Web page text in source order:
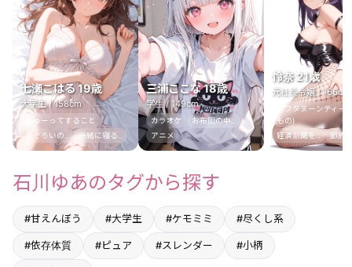
七瀬こはる 19歳
大学生 / 158cm
ぎゅーってすること
おそろいの..
一緒に寝る..
三浦ここな 18歳
学生 / 149cm
カラオケ
お布団の中..
アニメ
怜奈 21歳
元社長令嬢 / 166cm
アフタヌーンティー(
もの)
経済新聞を..
節約
石川ゆあのタグから探す
#甘えんぼう #大学生 #ケモミミ #尽くし系
#依存体質 #ピュア #スレンダー #小柄